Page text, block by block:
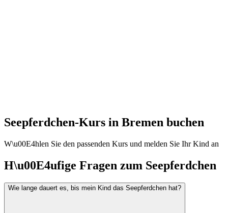
Seepferdchen-Kurs in Bremen buchen
W\u00E4hlen Sie den passenden Kurs und melden Sie Ihr Kind an
H\u00E4ufige Fragen zum Seepferdchen
Wie lange dauert es, bis mein Kind das Seepferdchen hat?